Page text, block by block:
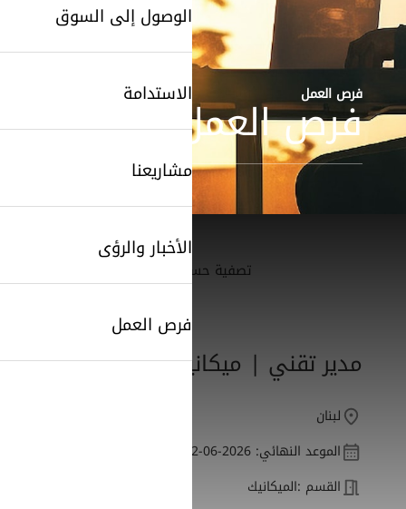
الوصول إلى السوق
الاستدامة
مشاريعنا
الأخبار والرؤى
فرص العملSearchButtonText
فرص العمل
فرص العمل
تصفية حسب الدولة
مدير تقني | ميكانيك
لبنان
الموعد النهائي: 2026-06-12
القسم :الميكانيك